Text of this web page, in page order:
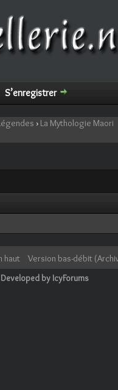
S’enregistrer
› La Mythologie Maori
haut
Version bas-débit
Developed by IcyForums